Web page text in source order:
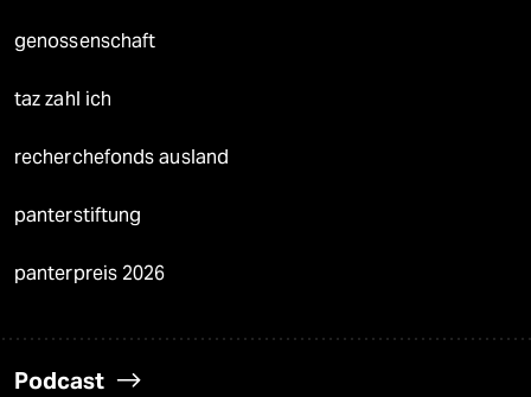
genossenschaft
taz zahl ich
recherchefonds ausland
panterstiftung
panterpreis 2026
Podcast